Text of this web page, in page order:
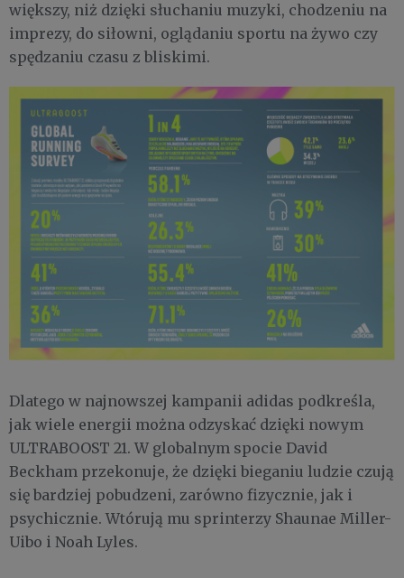
większy, niż dzięki słuchaniu muzyki, chodzeniu na
imprezy, do siłowni, oglądaniu sportu na żywo czy
spędzaniu czasu z bliskimi.
Dlatego w najnowszej kampanii adidas podkreśla,
jak wiele energii można odzyskać dzięki nowym
ULTRABOOST 21. W globalnym spocie David
Beckham przekonuje, że dzięki bieganiu ludzie czują
się bardziej pobudzeni, zarówno fizycznie, jak i
psychicznie. Wtórują mu sprinterzy Shaunae Miller-
Uibo i Noah Lyles.